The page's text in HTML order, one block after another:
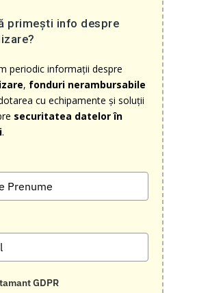
primești info despre
periodic informații despre
, fonduri nerambursabile
cu echipamente și soluții
securitatea datelor în
.
GDPR